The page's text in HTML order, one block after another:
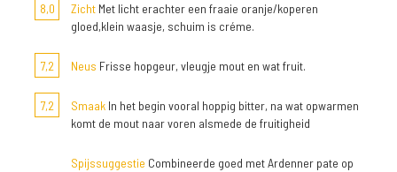
8,0
Zicht Met licht erachter een fraaie oranje/koperen
gloed,klein waasje, schuim is créme.
7,2 Neus Frisse hopgeur, vleugje mout en wat fruit.
7,2 Smaak In het begin vooral hoppig bitter, na wat opwarmen
komt de mout naar voren alsmede de fruitigheid
Spijssuggestie Combineerde goed met Ardenner pate op